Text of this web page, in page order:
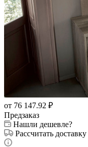
от 76 147.92 ₽
Предзаказ
Нашли дешевле?
Рассчитать доставку